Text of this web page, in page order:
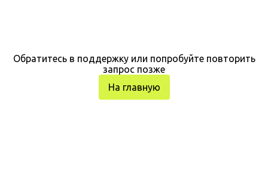
Обратитесь в поддержку или попробуйте повторить
запрос позже
На главную